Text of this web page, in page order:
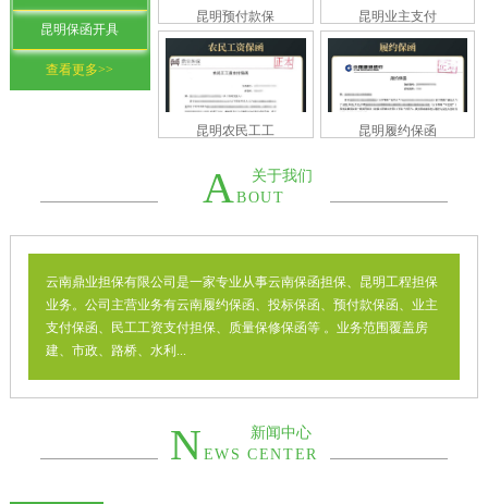
昆明保函开具
查看更多>>
昆明预付款保 昆明业主支付
昆明农民工工 昆明履约保函
关于我们
ABOUT
云南鼎业担保有限公司是一家专业从事云南保函担保、昆明工程担保
业务。公司主营业务有云南履约保函、投标保函、预付款保函、业主
支付保函、民工工资支付担保、质量保修保函等 。业务范围覆盖房
建、市政、路桥、水利...
新闻中心
N EWS CENTER